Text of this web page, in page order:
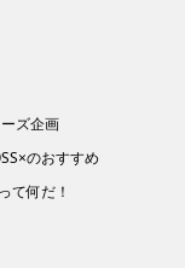
ーズ企画
のおすすめ
て何だ！